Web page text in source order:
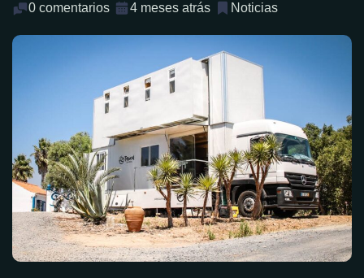
0 comentarios 4 meses atrás Noticias